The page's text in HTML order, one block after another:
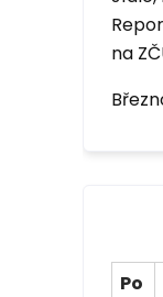
na
Po